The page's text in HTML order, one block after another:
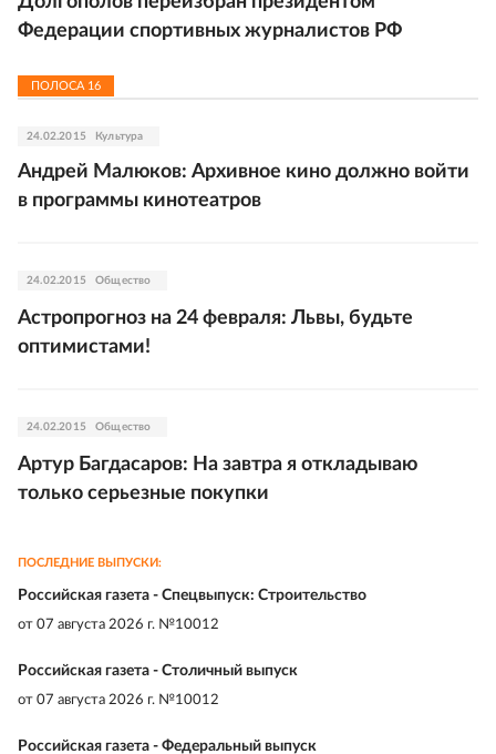
Федерации спортивных журналистов РФ
ПОЛОСА 16
24.02.2015 Культура
Андрей Малюков: Архивное кино должно войти
в программы кинотеатров
24.02.2015 Общество
Астропрогноз на 24 февраля: Львы, будьте
оптимистами!
24.02.2015 Общество
Артур Багдасаров: На завтра я откладываю
только серьезные покупки
ПОСЛЕДНИЕ ВЫПУСКИ:
Российская газета - Спецвыпуск: Строительство
от 07 августа 2026 г. №10012
Российская газета - Столичный выпуск
от 07 августа 2026 г. №10012
Российская газета - Федеральный выпуск